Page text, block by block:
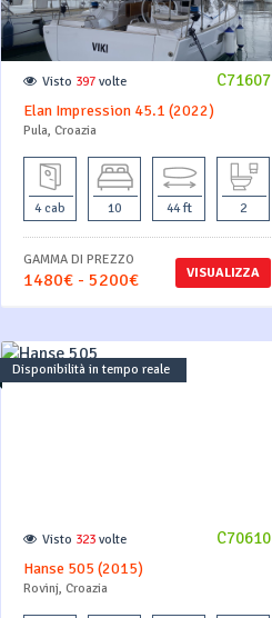
C71607
Visto 397 volte
Elan Impression 45.1 (2022)
Pula, Croazia
4 cab 10 44 ft 2
VISUALIZZA
GAMMA DI PREZZO
1480€ - 5200€
Disponibilità in tempo reale
C70610
Visto 323 volte
Hanse 505 (2015)
Rovinj, Croazia